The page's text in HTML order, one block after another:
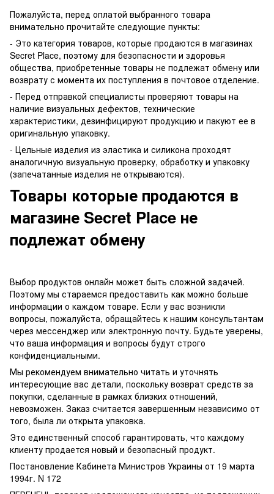
Пожалуйста, перед оплатой выбранного товара
внимательно прочитайте следующие пункты:
- Это категория товаров, которые продаются в магазинах
Secret Place, поэтому для безопасности и здоровья
общества, приобретенные товары не подлежат обмену или
возврату с момента их поступления в почтовое отделение.
- Перед отправкой специалисты проверяют товары на
наличие визуальных дефектов, технические
характеристики, дезинфицируют продукцию и пакуют ее в
оригинальную упаковку.
- Цельные изделия из эластика и силикона проходят
аналогичную визуальную проверку, обработку и упаковку
(запечатанные изделия не открываются).
Товары которые продаются в
магазине Secret Place не
подлежат обмену
Выбор продуктов онлайн может быть сложной задачей.
Поэтому мы стараемся предоставить как можно больше
информации о каждом товаре. Если у вас возникли
вопросы, пожалуйста, обращайтесь к нашим консультантам
через мессенджер или электронную почту. Будьте уверены,
что ваша информация и вопросы будут строго
конфиденциальными.
Мы рекомендуем внимательно читать и уточнять
интересующие вас детали, поскольку возврат средств за
покупки, сделанные в рамках близких отношений,
невозможен. Заказ считается завершенным независимо от
того, была ли открыта упаковка.
Это единственный способ гарантировать, что каждому
клиенту продается новый и безопасный продукт.
Постановление Кабинета Министров Украины от 19 марта
1994г. N 172